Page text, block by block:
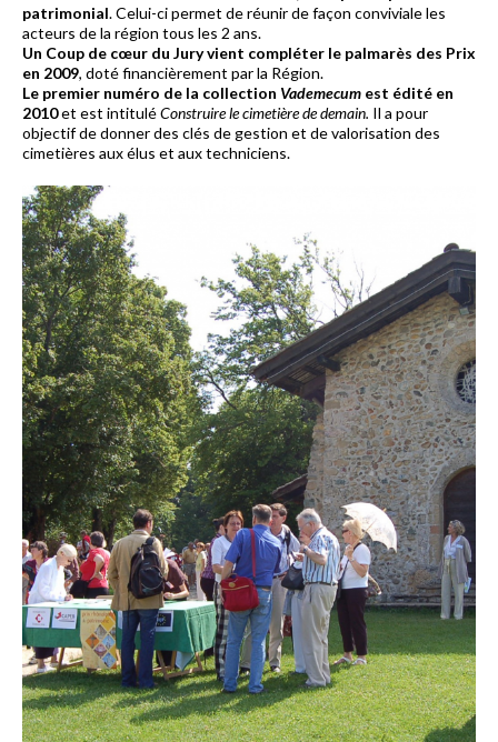
patrimonial. Celui-ci permet de réunir de façon conviviale les
acteurs de la région tous les 2 ans.
Un Coup de cœur du Jury vient compléter le palmarès des Prix
en 2009, doté financièrement par la Région.
Le premier numéro de la collection Vademecum est édité en
2010et est intituléConstruire le cimetière de demain. Il a pour
objectif de donner des clés de gestion et de valorisation des
cimetières aux élus et aux techniciens.